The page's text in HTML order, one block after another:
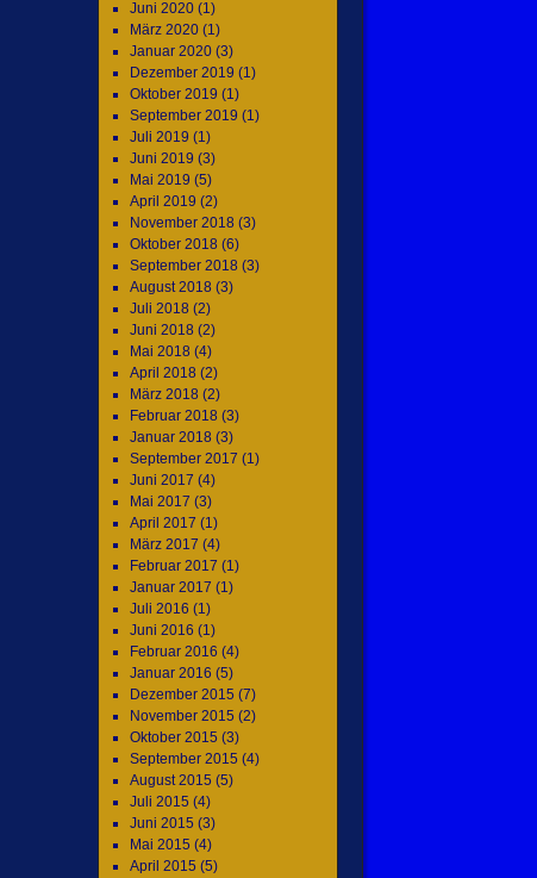
Juni 2020(1)
März 2020(1)
Januar 2020(3)
Dezember 2019 (1)
Oktober 2019 (1)
September 2019 (1)
Juli 2019 (1)
Juni 2019 (3)
Mai 2019 (5)
April 2019 (2)
November 2018 (3)
Oktober 2018 (6)
September 2018 (3)
August 2018 (3)
Juli 2018 (2)
Juni 2018 (2)
Mai 2018 (4)
April 2018 (2)
März 2018 (2)
Februar 2018 (3)
Januar 2018 (3)
September 2017 (1)
Juni 2017 (4)
Mai 2017 (3)
April 2017 (1)
März 2017 (4)
Februar 2017 (1)
Januar 2017 (1)
Juli 2016 (1)
Juni 2016 (1)
Februar 2016 (4)
Januar 2016 (5)
Dezember 2015 (7)
November 2015 (2)
Oktober 2015 (3)
September 2015 (4)
August 2015 (5)
Juli 2015 (4)
Juni 2015 (3)
Mai 2015 (4)
April 2015 (5)